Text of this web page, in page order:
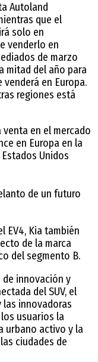
Autoland
que el
solo en
venderlo en
de marzo
mitad del año para
en Europa.
regiones está
venta en el mercado
en Europa en la
Unidos
de un futuro
EV4, Kia también
de la marca
del segmento B.
de innovación y
del SUV, el
innovadoras
usuarios la
urbano activo y la
ciudades de